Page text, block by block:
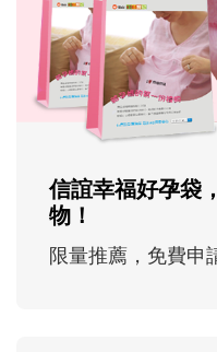
信誼幸福好孕袋
物！
限量推薦，免費申